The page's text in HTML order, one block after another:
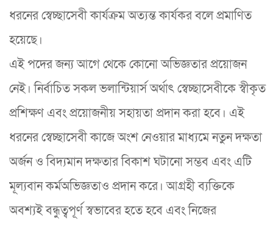
ধরনের স্বেচ্ছাসেবী কার্যক্রম অত্যন্ত কার্যকর বলে প্রমাণিত
হয়েছে।
এই পদের জন্য আগে থেকে কোনো অভিজ্ঞতার প্রয়োজন
নেই। নির্বাচিত সকল ভলান্টিয়ার্স অর্থাৎ স্বেচ্ছাসেবীকে স্বীকৃত
প্রশিক্ষণ এবং প্রয়োজনীয় সহায়তা প্রদান করা হবে। এই
ধরনের স্বেচ্ছাসেবী কাজে অংশ নেওয়ার মাধ্যমে নতুন দক্ষতা
অর্জন ও বিদ্যমান দক্ষতার বিকাশ ঘটানো সম্ভব এবং এটি
মূল্যবান কর্মঅভিজ্ঞতাও প্রদান করে। আগ্রহী ব্যক্তিকে
অবশ্যই বন্ধুত্বপূর্ণ স্বভাবের হতে হবে এবং নিজের